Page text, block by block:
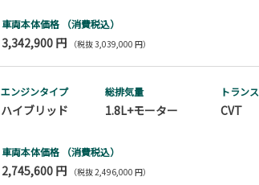
車両本体価格 （消費税込）
3,342,900 円 （税抜 3,039,000 円）
エンジンタイプ
ハイブリッド
総排気量
1.8L+モーター
トランス
CVT
車両本体価格 （消費税込）
2,745,600 円 （税抜 2,496,000 円）